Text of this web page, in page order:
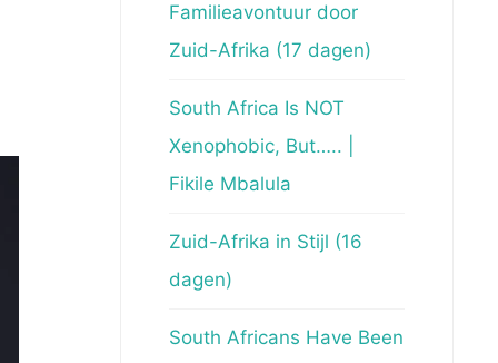
Familieavontuur door
Zuid-Afrika (17 dagen)
South Africa Is NOT
Xenophobic, But….. |
Fikile Mbalula
Zuid-Afrika in Stijl (16
dagen)
South Africans Have Been